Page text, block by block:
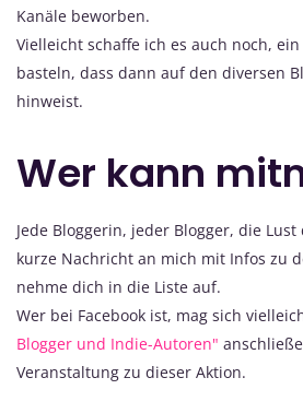
Kanäle beworben.
Vielleicht schaffe ich es auch noch,
basteln, dass dann auf den diversen
hinweist.
Wer kann
Jede Bloggerin, jeder Blogger, die
kurze Nachricht an mich mit Infos zu
nehme dich in die Liste auf.
Wer bei Facebook ist, mag sich
Blogger und Indie-Autoren"
Veranstaltung zu dieser Aktion.